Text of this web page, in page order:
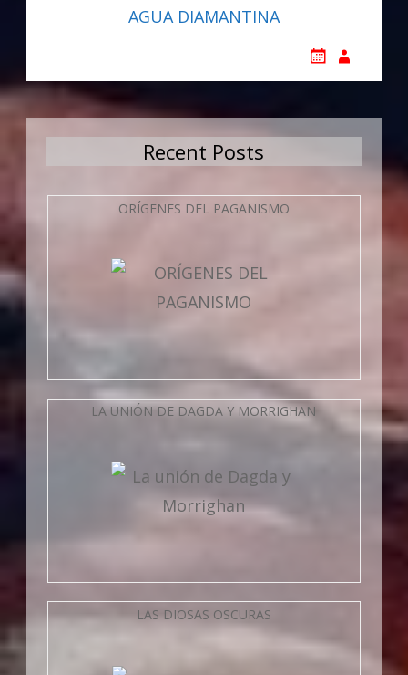
AGUA DIAMANTINA
Recent Posts
ORÍGENES DEL PAGANISMO
LA UNIÓN DE DAGDA Y MORRIGHAN
LAS DIOSAS OSCURAS